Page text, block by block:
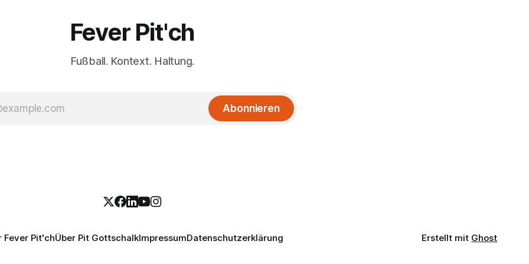
Fever Pit'ch
Fußball. Kontext. Haltung.
Abonnieren
Fever Pit'chÜber Pit GottschalkImpressumDatenschutzerklärung Erstellt mit Ghost